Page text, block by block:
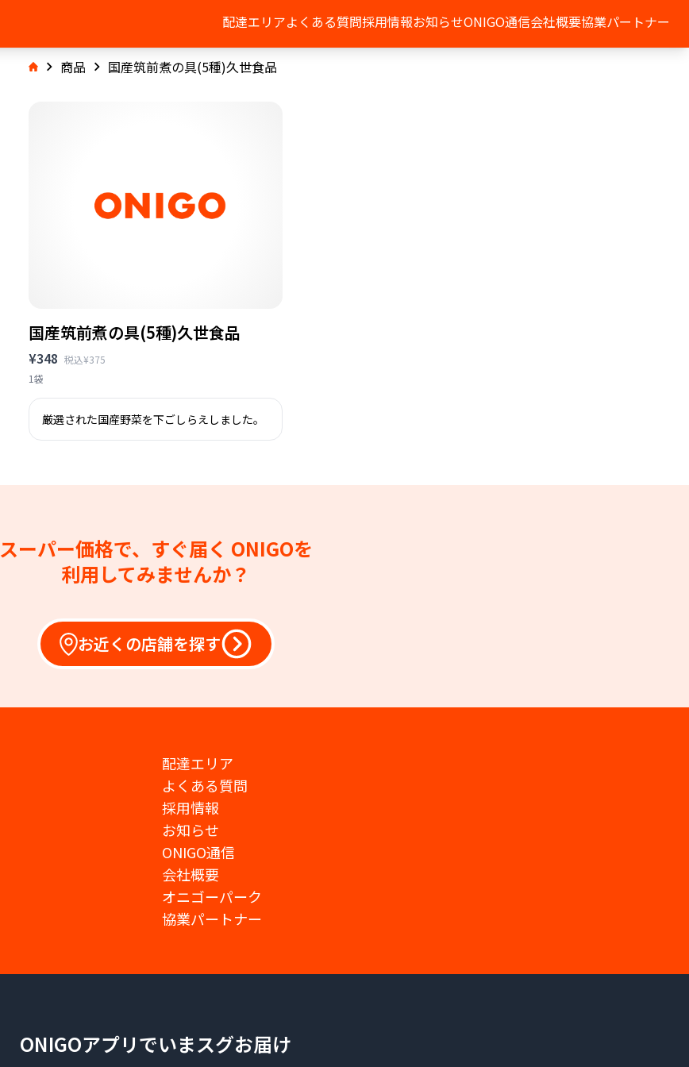
配達エリアよくある質問採用情報お知らせONIGO通信会社概要協業パートナー
商品 国産筑前煮の具(5種)久世食品
国産筑前煮の具(5種)久世食品
¥348 税込¥375
1袋
厳選された国産野菜を下ごしらえしました。
スーパー価格で、すぐ届く ONIGOを
利用してみませんか？
お近くの店舗を探す
配達エリア
よくある質問
採用情報
お知らせ
ONIGO通信
会社概要
オニゴーパーク
協業パートナー
ONIGOアプリでいまスグお届け